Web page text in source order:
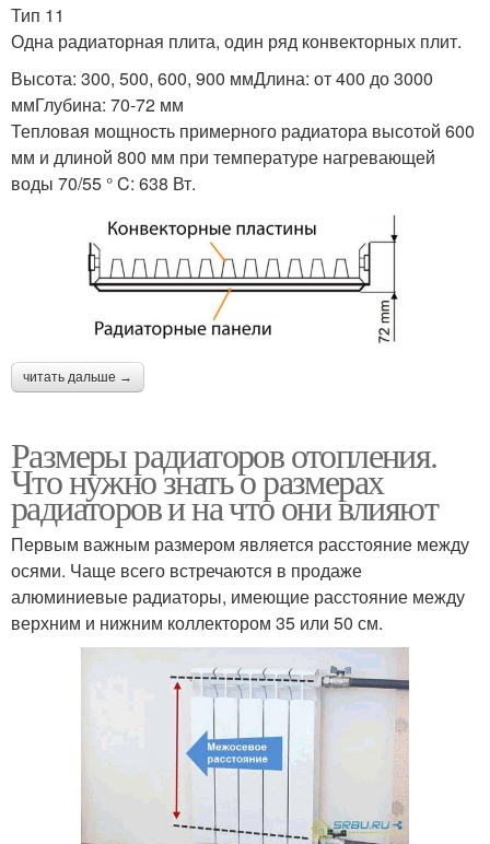
Тип 11
Одна радиаторная плита, один ряд конвекторных плит.
Высота: 300, 500, 600, 900 ммДлина: от 400 до 3000
ммГлубина: 70-72 мм
Тепловая мощность примерного радиатора высотой 600
мм и длиной 800 мм при температуре нагревающей
воды 70/55 ° C: 638 Вт.
читать дальше →
Размеры радиаторов отопления.
Что нужно знать о размерах
радиаторов и на что они влияют
Первым важным размером является расстояние между
осями. Чаще всего встречаются в продаже
алюминиевые радиаторы, имеющие расстояние между
верхним и нижним коллектором 35 или 50 см.